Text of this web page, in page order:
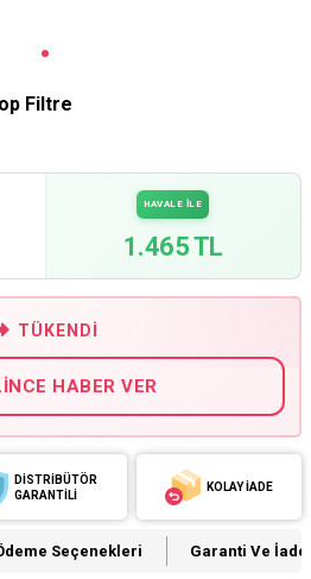
Filtre
HAVALE İLE
1.465 TL
TÜKENDI
HABER VER
DİSTRİBÜTÖR
GARANTİLİ
KOLAY İADE
Seçenekleri Garanti Ve İade